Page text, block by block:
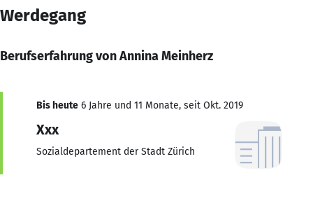
Werdegang
Berufserfahrung von Annina Meinherz
Bis heute 6 Jahre und 11 Monate, seit Okt. 2019
Xxx
Sozialdepartement der Stadt Zürich